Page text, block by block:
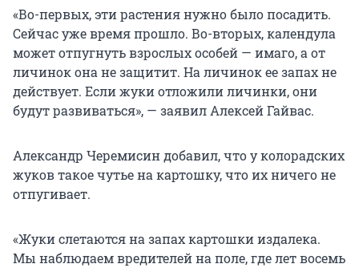
«Во-первых, эти растения нужно было посадить.
Сейчас уже время прошло. Во-вторых, календула
может отпугнуть взрослых особей — имаго, а от
личинок она не защитит. На личинок ее запах не
действует. Если жуки отложили личинки, они
будут развиваться», — заявил Алексей Гайвас.
Александр Черемисин добавил, что у колорадских
жуков такое чутье на картошку, что их ничего не
отпугивает.
«Жуки слетаются на запах картошки издалека.
Мы наблюдаем вредителей на поле, где лет восемь